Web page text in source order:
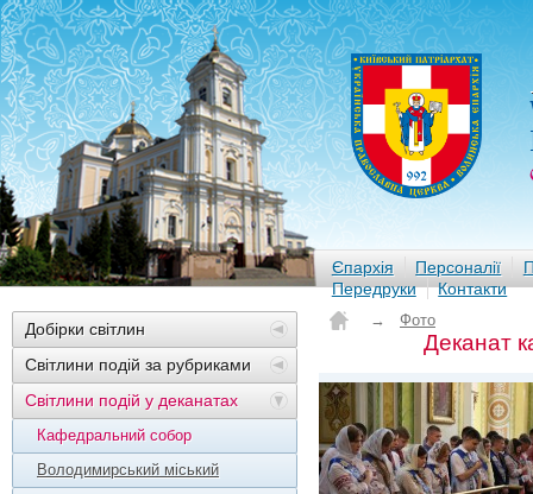
Єпархія Персоналії
Передруки
Контакти
Добірки світлин
Світлини подій за рубриками
Світлини подій у деканатах
Кафедральний собор
Володимирський міський
→ Фото
Деканат